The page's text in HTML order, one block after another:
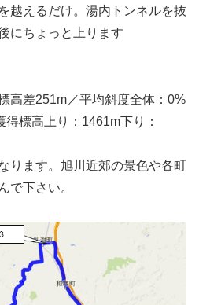
越えるだけ。湯内トンネルを抜
にちょっと上ります
高差251m／平均斜度全体：0%
得標高上り：1461m下り：
ります。旭川近郊の景色や各町
で下さい。